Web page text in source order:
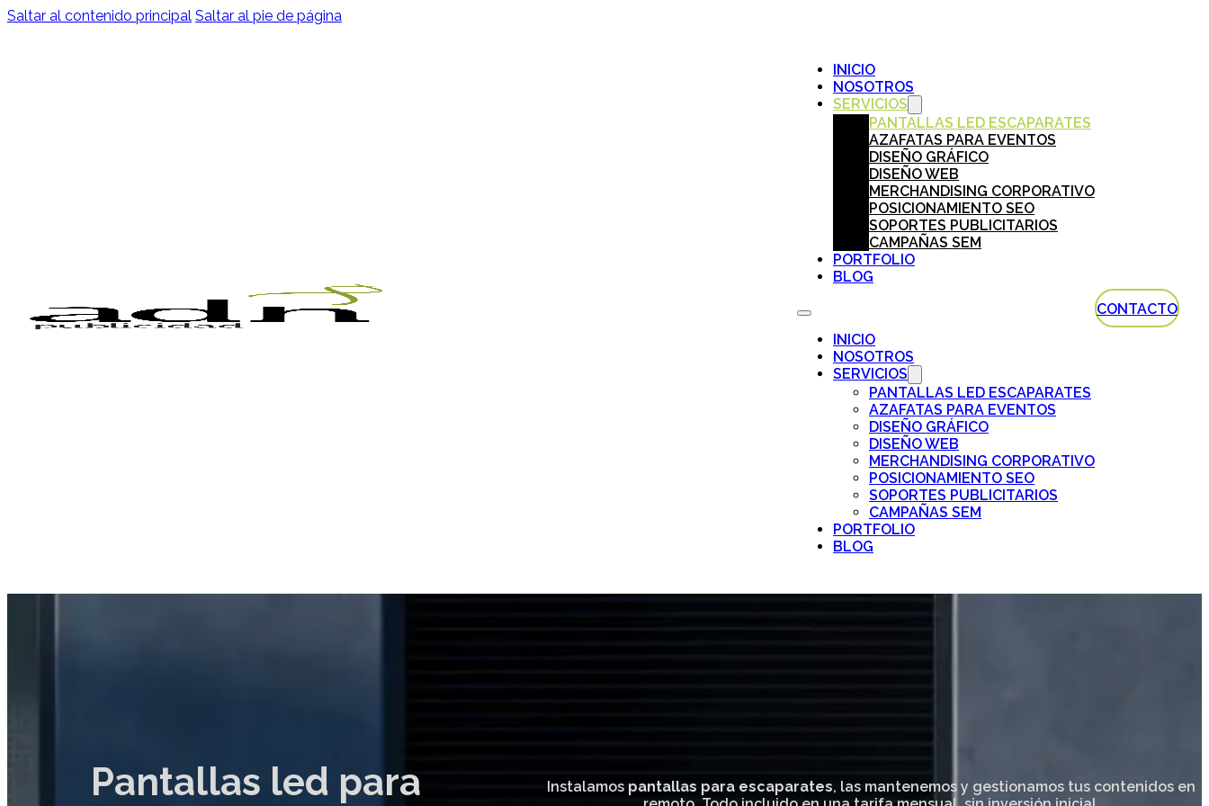
Saltar al contenido principal Saltar al pie de página
INICIO
NOSOTROS
SERVICIOS
PANTALLAS LED ESCAPARATES
AZAFATAS PARA EVENTOS
DISEÑO GRÁFICO
DISEÑO WEB
MERCHANDISING CORPORATIVO
POSICIONAMIENTO SEO
SOPORTES PUBLICITARIOS
CAMPAÑAS SEM
PORTFOLIO
BLOG
INICIO
NOSOTROS
SERVICIOS
PANTALLAS LED ESCAPARATES
AZAFATAS PARA EVENTOS
DISEÑO GRÁFICO
DISEÑO WEB
MERCHANDISING CORPORATIVO
POSICIONAMIENTO SEO
SOPORTES PUBLICITARIOS
CAMPAÑAS SEM
PORTFOLIO
BLOG
CONTACTO
Pantallas led para
Instalamos pantallas para escaparates, las mantenemos y gestionamos tus contenidos en